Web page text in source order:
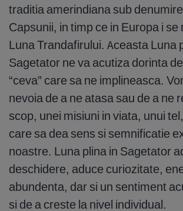
traditia amerindiana sub
Capsunii, in timp ce in Europa i se
Luna Trandafirului. Aceasta Luna
Sagetator ne va acutiza dorinta
“ceva” care sa ne implineasca.
nevoia de a ne atasa sau de a ne
scop, unei misiuni in viata, unui
care sa dea sens si semnificatie
noastre. Luna plina in Sagetator
deschidere, aduce curiozitate,
abundenta, dar si un sentiment
si de a creste la nivel individual.